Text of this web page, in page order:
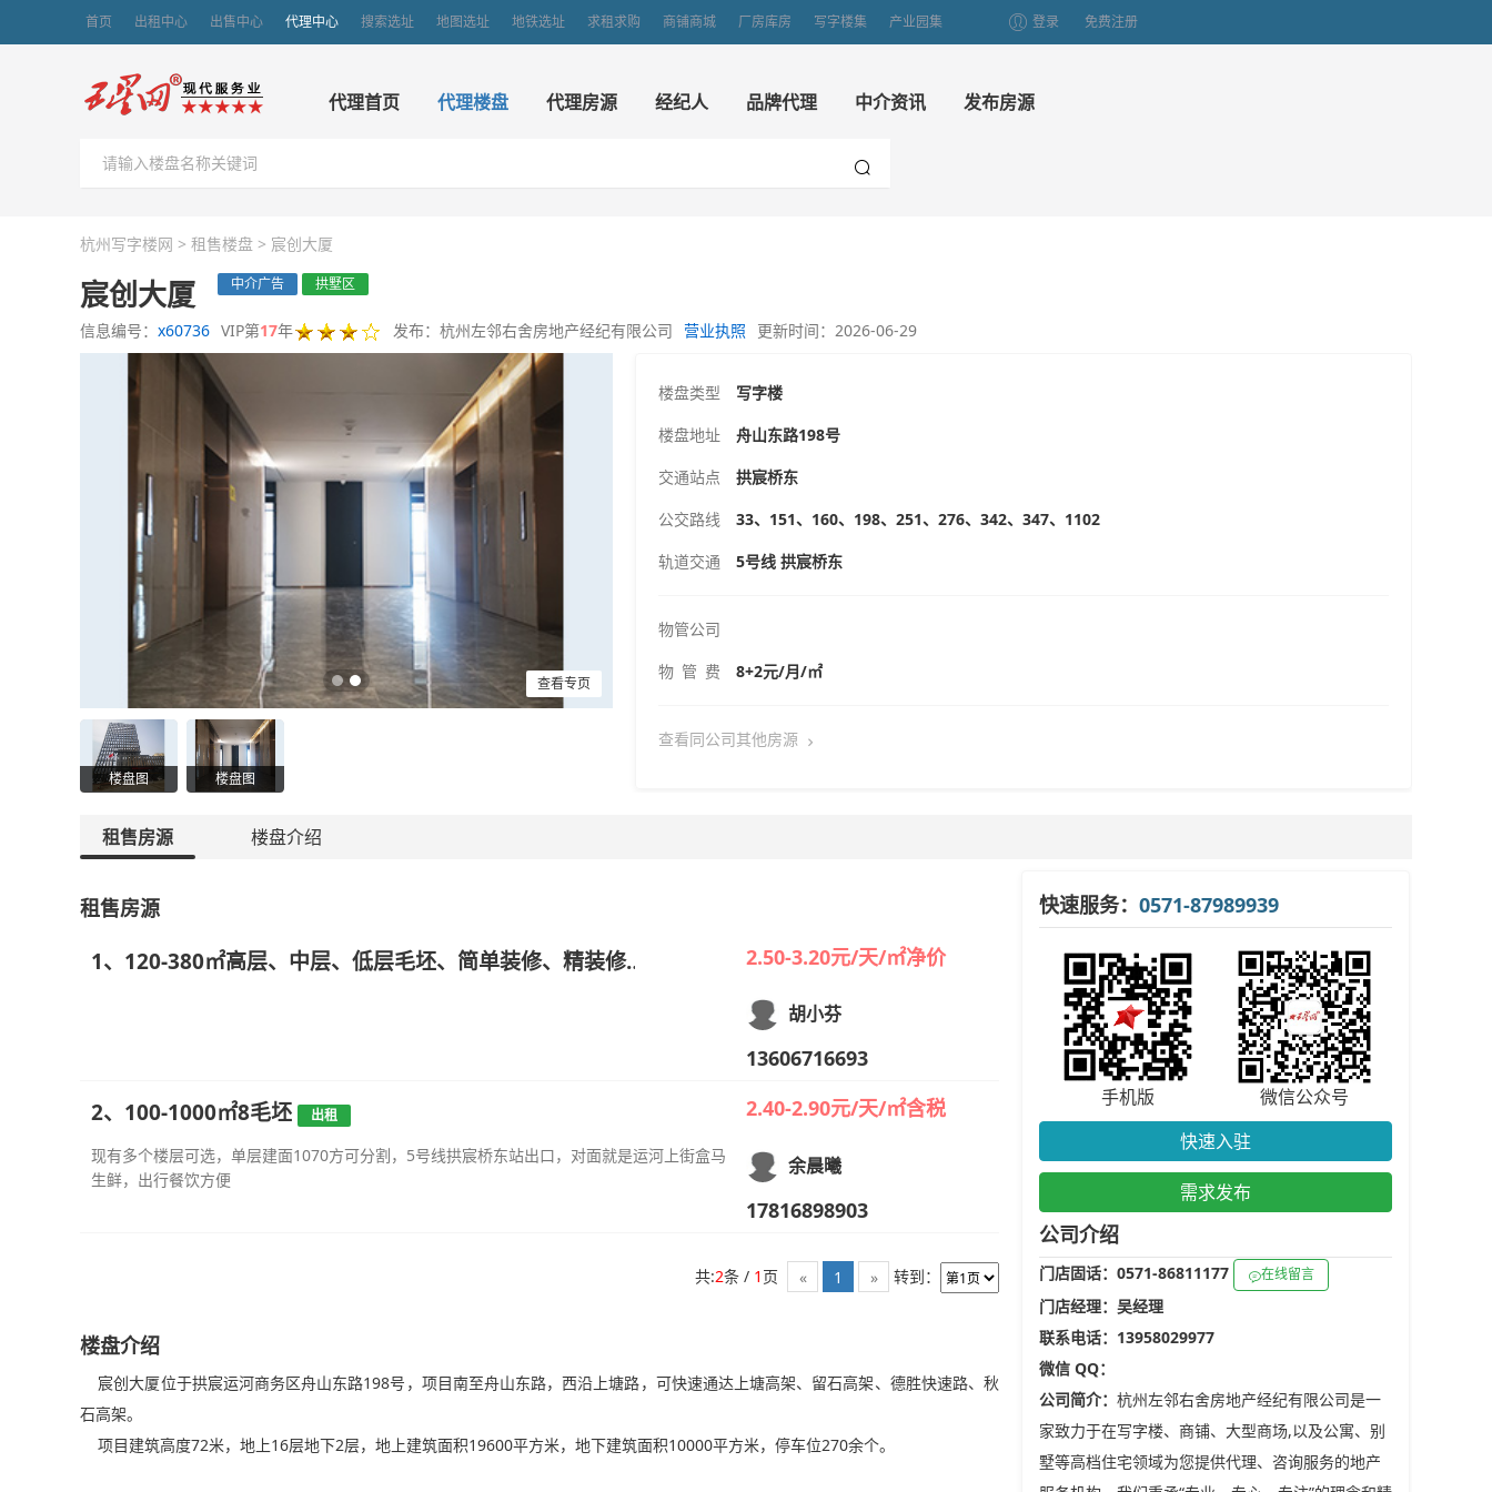
首页 出租中心 出售中心 代理中心 搜索选址 地图选址 地铁选址 求租求购 商铺商城 厂房库房 写字楼集 产业园集 登录 免费注册
代理首页 代理楼盘 代理房源 经纪人 品牌代理 中介资讯 发布房源
杭州写字楼网 > 租售楼盘 > 宸创大厦
宸创大厦 中介广告 拱墅区
信息编号： x60736 VIP第17年 发布：杭州左邻右舍房地产经纪有限公司 营业执照 更新时间：2026-06-29
查看专页
楼盘图 楼盘图
楼盘类型
写字楼
楼盘地址
舟山东路198号
交通站点
拱宸桥东
公交路线
33、151、160、198、251、276、342、347、1102
轨道交通
5号线 拱宸桥东
物管公司
物 管 费
8+2元/月/㎡
查看同公司其他房源
租售房源 楼盘介绍
租售房源
1、120-380㎡高层、中层、低层毛坯、简单装修、精装修 2.50-3.20元/天/㎡净价
胡小芬
13606716693
2、100-1000㎡8毛坯 出租
现有多个楼层可选，单层建面1070方可分割，5号线拱宸桥东站出口，对面就是运河上街盒马
生鲜，出行餐饮方便
2.40-2.90元/天/㎡含税
余晨曦
17816898903
共:2条 / 1 页 « 1 » 转到：
楼盘介绍
宸创大厦位于拱宸运河商务区舟山东路198号，项目南至舟山东路，西沿上塘路，可快速通达上塘高架、留石高架、德胜快速路、秋
石高架。
项目建筑高度72米，地上16层地下2层，地上建筑面积19600平方米，地下建筑面积10000平方米，停车位270余个。
快速服务： 0571-87989939
手机版
微信公众号
快速入驻
需求发布
公司介绍
门店固话：0571-86811177 在线留言
门店经理：吴经理
联系电话：13958029977
微信 QQ：
公司简介： 杭州左邻右舍房地产经纪有限公司是一
家致力于在写字楼、商铺、大型商场,以及公寓、别
墅等高档住宅领域为您提供代理、咨询服务的地产